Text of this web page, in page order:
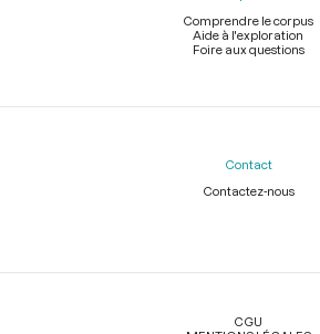
Comprendre le corpus
Aide à l'exploration
Foire aux questions
Contact
Contactez-nous
Légal
CGU